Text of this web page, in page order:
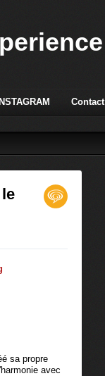
Contact
sa propre
avec